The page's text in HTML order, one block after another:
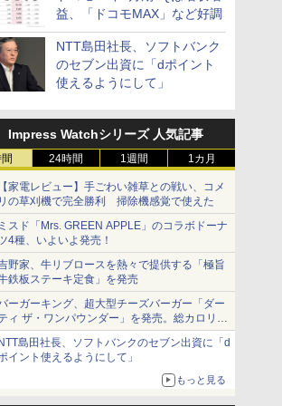
益、「ドコモMAX」など好調
NTT島田社長、ソフトバンク
のセブン出資に「dポイント
使えるようにして」
Impress Watchシリーズ 人気記事
24時間 1週間 1カ月
家電レビュー】手ごわい雑草との戦い、コメ
の草刈機で完全勝利 掃除機感覚で使えた
スド「Mrs. GREEN APPLE」のコラボドーナ
4種、いよいよ発売！
野家、牛リブロースを熱々で提供する「極旨
鉄板ステーキ定食」を発売
ーガーキング、超大型チーズバーガー「ダー
ィ ザ・ワンパウンダー」を発売。総カロリー
1656kcal、総重量約527g！
島田社長、ソフトバンクのセブン出資に「d
イント使えるようにして」
もっと見る